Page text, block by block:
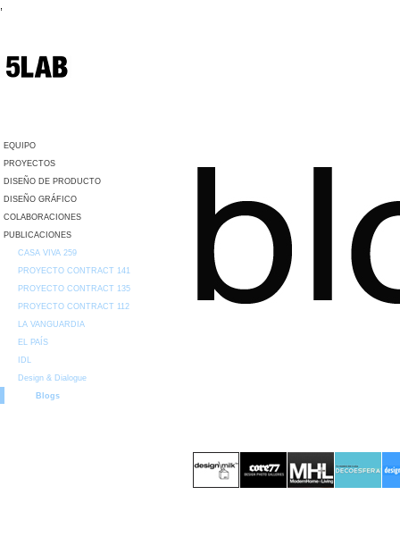
EQUIPO
PROYECTOS
DISEÑO DE PRODUCTO
DISEÑO GRÁFICO
COLABORACIONES
PUBLICACIONES
CASA VIVA 259
PROYECTO CONTRACT 141
PROYECTO CONTRACT 135
PROYECTO CONTRACT 112
LA VANGUARDIA
EL PAÍS
IDL
Design & Dialogue
Blogs